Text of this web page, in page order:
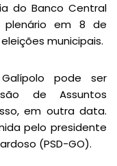
do Banco Central
em 8 de
municipais.
pode ser
de Assuntos
em outra data.
pelo presidente
(PSD-GO).